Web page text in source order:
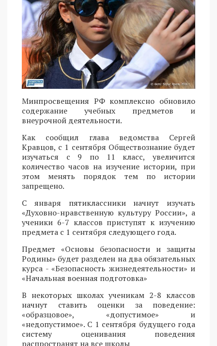
Минпросвещения РФ комплексно обновило
содержание учебных предметов и
внеурочной деятельности.
Как сообщил глава ведомства Сергей
Кравцов, с 1 сентября Обществознание будет
изучаться с 9 по 11 класс, увеличится
количество часов на изучение истории, при
этом менять порядок тем по истории
запрещено.
С января пятиклассники начнут изучать
«Духовно-нравственную культуру России», а
ученики 6-7 классов приступят к изучению
предмета с 1 сентября следующего года.
Предмет «Основы безопасности и защиты
Родины» будет разделен на два обязательных
курса - «Безопасность жизнедеятельности» и
«Начальная военная подготовка»
В некоторых школах ученикам 2-8 классов
начнут ставить оценки за поведение:
«образцовое», «допустимое» и
«недопустимое». С 1 сентября будущего года
систему оценивания поведения
распространят на все школы